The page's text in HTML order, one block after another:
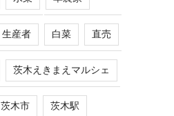
生産者 白菜 直売
茨木えきまえマルシェ
茨木市 茨木駅